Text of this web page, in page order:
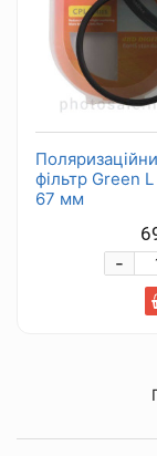
фільтр Green
67 мм
-